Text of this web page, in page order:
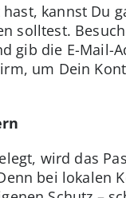
kannst Du
solltest.
gib die E-Mail-
um Dein
wird das
bei lokalen